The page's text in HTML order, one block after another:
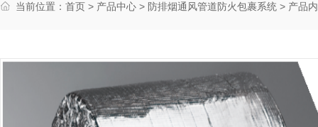
当前位置： 首页 > 产品中心 > 防排烟通风管道防火包裹系统 > 产品